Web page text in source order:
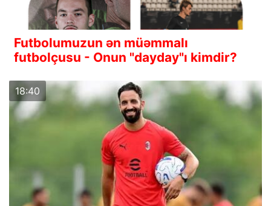
Futbolumuzun ən müəmmalı
futbolçusu - Onun "dayday"ı kimdir?
18:40